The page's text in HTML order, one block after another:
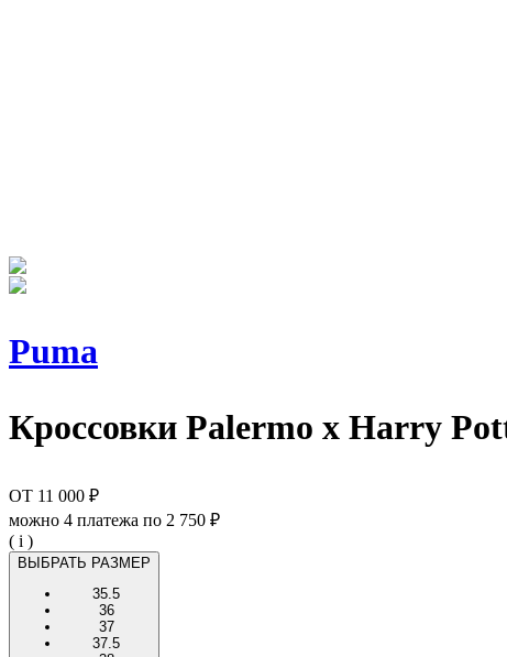
Puma
Кроссовки Palermo x Harry
ОТ 11 000 ₽
можно 4 платежа по 2 750 ₽
( i )
ВЫБРАТЬ РАЗМЕР
35.5
36
37
37.5